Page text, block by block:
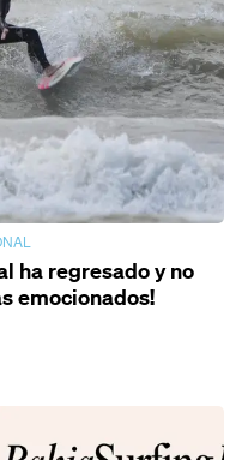
ha regresado y no
emocionados!